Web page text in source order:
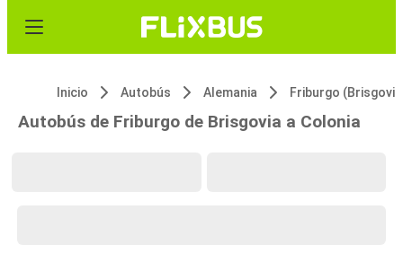
Inicio Autobús Alemania Friburgo
Autobús de Friburgo de Brisgovia a Colonia